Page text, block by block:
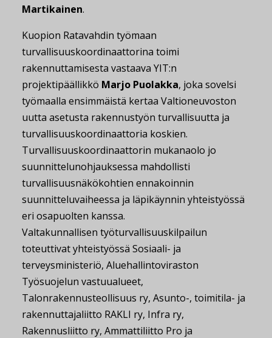
Martikainen.
Kuopion Ratavahdin työmaan
turvallisuuskoordinaattorina toimi
rakennuttamisesta vastaava YIT:n
projektipäällikkö Marjo Puolakka, joka sovelsi
työmaalla ensimmäistä kertaa Valtioneuvoston
uutta asetusta rakennustyön turvallisuutta ja
turvallisuuskoordinaattoria koskien.
Turvallisuuskoordinaattorin mukanaolo jo
suunnittelunohjauksessa mahdollisti
turvallisuusnäkökohtien ennakoinnin
suunnitteluvaiheessa ja läpikäynnin yhteistyössä
eri osapuolten kanssa.
Valtakunnallisen työturvallisuuskilpailun
toteuttivat yhteistyössä Sosiaali- ja
terveysministeriö, Aluehallintoviraston
Työsuojelun vastuualueet,
Talonrakennusteollisuus ry, Asunto-, toimitila- ja
rakennuttajaliitto RAKLI ry, Infra ry,
Rakennusliitto ry, Ammattiliitto Pro ja